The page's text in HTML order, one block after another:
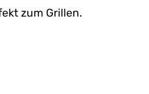
zum Grillen.